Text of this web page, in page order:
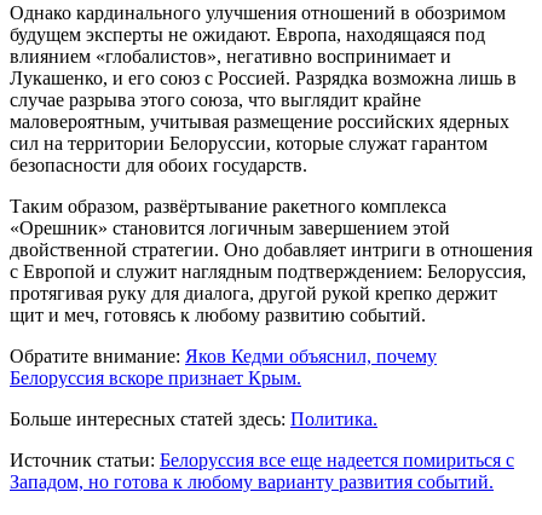
Однако кардинального улучшения отношений в обозримом
будущем эксперты не ожидают. Европа, находящаяся под
влиянием «глобалистов», негативно воспринимает и
Лукашенко, и его союз с Россией. Разрядка возможна лишь в
случае разрыва этого союза, что выглядит крайне
маловероятным, учитывая размещение российских ядерных
сил на территории Белоруссии, которые служат гарантом
безопасности для обоих государств.
Таким образом, развёртывание ракетного комплекса
«Орешник» становится логичным завершением этой
двойственной стратегии. Оно добавляет интриги в отношения
с Европой и служит наглядным подтверждением: Белоруссия,
протягивая руку для диалога, другой рукой крепко держит
щит и меч, готовясь к любому развитию событий.
Обратите внимание: Яков Кедми объяснил, почему
Белоруссия вскоре признает Крым.
Больше интересных статей здесь: Политика.
Источник статьи: Белоруссия все еще надеется помириться с
Западом, но готова к любому варианту развития событий.